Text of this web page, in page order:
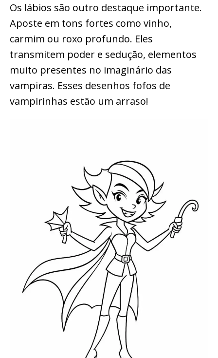
Os lábios são outro destaque importante.
Aposte em tons fortes como vinho,
carmim ou roxo profundo. Eles
transmitem poder e sedução, elementos
muito presentes no imaginário das
vampiras. Esses desenhos fofos de
vampirinhas estão um arraso!